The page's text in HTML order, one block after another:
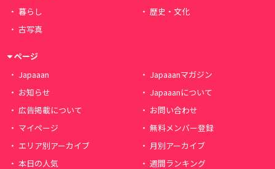
暮らし
歴史・文化
古写真
ページ
Japaaan
Japaaanマガジン
お知らせ
Japaaanについて
広告掲載について
お問い合わせ
マイページ
無料メンバー登録
エリア別アーカイブ
月別アーカイブ
本日の人気
週間ランキング